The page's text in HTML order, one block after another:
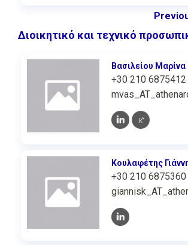
Διοικητικό και τεχνικό
Βασιλείου Μαρίνα
+30 210 6875412
Κουλαφέτης
+30 210 6875360